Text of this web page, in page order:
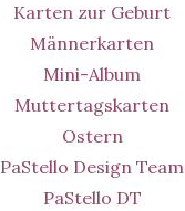
Karten zur Geburt
Männerkarten
Mini-Album
Muttertagskarten
Ostern
PaStello Design Team
PaStello DT